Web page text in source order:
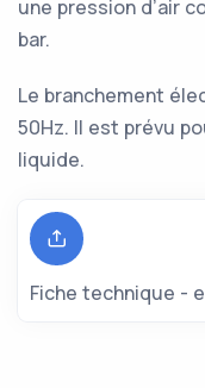
une pression d’air
bar.
Le branchement
50Hz. Il est prévu
liquide.
Fiche technique -